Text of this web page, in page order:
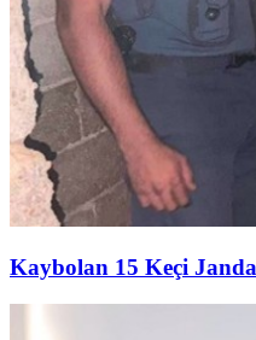
Kaybolan 15 Keçi